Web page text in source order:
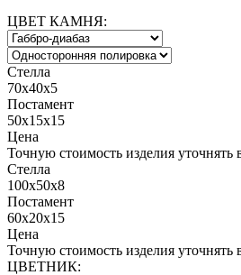
ЦВЕТ КАМНЯ:
Стелла
70х40х5
Постамент
50х15х15
Цена
Точную стоимость изделия уточнять
Стелла
100х50х8
Постамент
60х20х15
Цена
Точную стоимость изделия уточнять
ЦВЕТНИК: